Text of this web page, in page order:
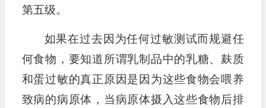
第五级。
如果在过去因为任何过敏测试而规避任
何食物，要知道所谓乳制品中的乳糖、麸质
和蛋过敏的真正原因是因为这些食物会喂养
致病的病原体，当病原体摄入这些食物后排